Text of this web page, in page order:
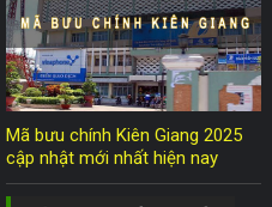
Mã bưu chính Kiên Giang 2025
cập nhật mới nhất hiện nay